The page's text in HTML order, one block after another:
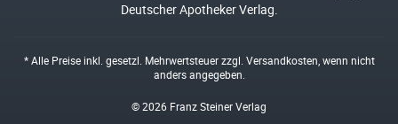
Deutscher Apotheker Verlag.
* Alle Preise inkl. gesetzl. Mehrwertsteuer zzgl. Versandkosten , wenn nicht
anders angegeben.
© 2026 Franz Steiner Verlag